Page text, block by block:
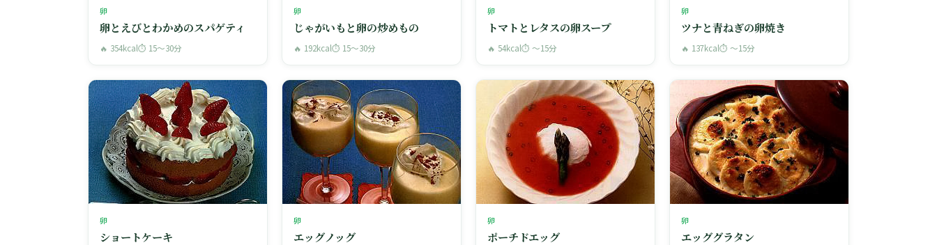
卵
卵とえびとわかめのスパゲティ
🔥 354kcal⏱ 15〜30分
卵
じゃがいもと卵の炒めもの
🔥 192kcal⏱ 15〜30分
卵
トマトとレタスの卵スープ
🔥 54kcal⏱ 〜15分
卵
ツナと青ねぎの卵焼き
🔥 137kcal⏱ 〜15分
卵
ショートケーキ
卵
エッグノッグ
卵
ポーチドエッグ
卵
エッググラタン